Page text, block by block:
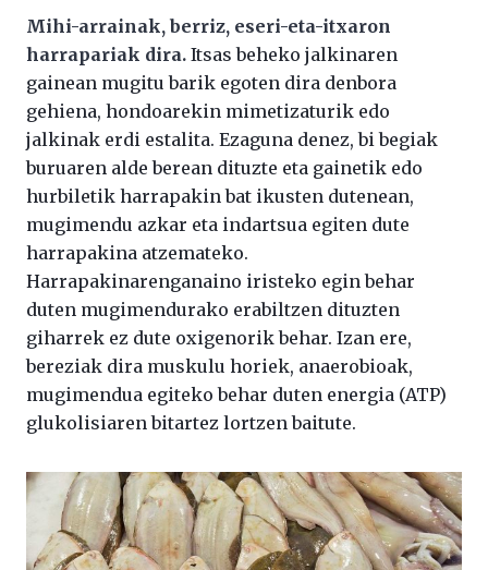
Mihi-arrainak, berriz, eseri-eta-itxaron
harrapariak dira. Itsas beheko jalkinaren
gainean mugitu barik egoten dira denbora
gehiena, hondoarekin mimetizaturik edo
jalkinak erdi estalita. Ezaguna denez, bi begiak
buruaren alde berean dituzte eta gainetik edo
hurbiletik harrapakin bat ikusten dutenean,
mugimendu azkar eta indartsua egiten dute
harrapakina atzemateko.
Harrapakinarenganaino iristeko egin behar
duten mugimendurako erabiltzen dituzten
giharrek ez dute oxigenorik behar. Izan ere,
bereziak dira muskulu horiek, anaerobioak,
mugimendua egiteko behar duten energia (ATP)
glukolisiaren bitartez lortzen baitute.